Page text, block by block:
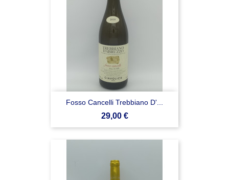
Fosso Cancelli Trebbiano D'...
Prezzo
29,00 €